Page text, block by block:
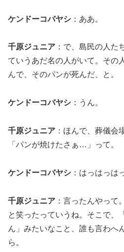
ケンドーコバヤシ ：ああ。
千原ジュニア ：で、島民の人た
ていうあだ名の人がいて。その
んで、そのパンが死んだ、と。
ケンドーコバヤシ ：うん。
千原ジュニア ：ほんで、葬儀会
「パンが焼けたさぁ…」って。
ケンドーコバヤシ ：はっはっは
千原ジュニア ：言ったんやって
と笑ったっていうね。そこで、
ん」みたいなこと、誰も言わへ
ら。